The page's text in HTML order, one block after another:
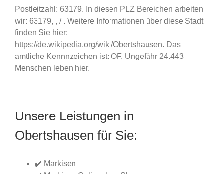
Postleitzahl: 63179. In diesen PLZ Bereichen arbeiten
wir: 63179, , / . Weitere Informationen über diese Stadt
finden Sie hier:
https://de.wikipedia.org/wiki/Obertshausen. Das
amtliche Kennnzeichen ist: OF. Ungefähr 24.443
Menschen leben hier.
Unsere Leistungen in
Obertshausen für Sie:
✔️ Markisen